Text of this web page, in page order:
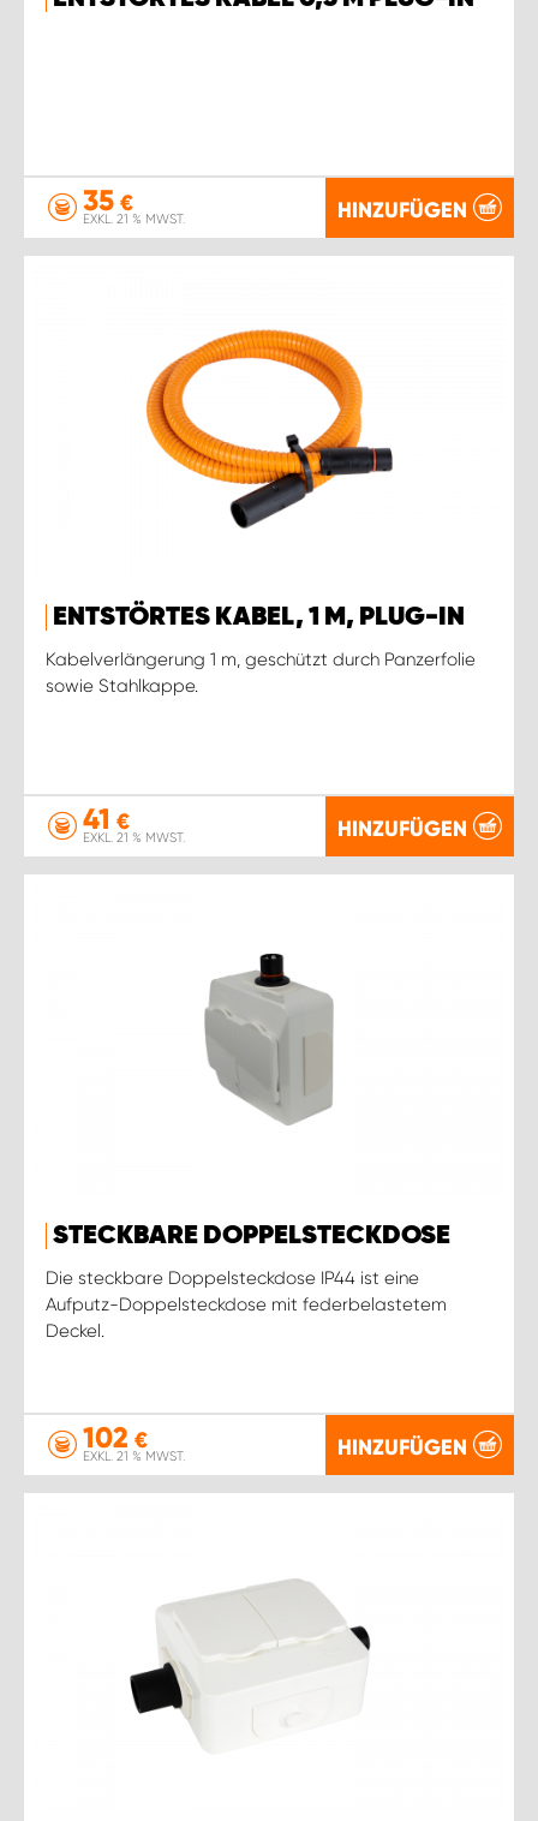
35 €
EXKL. 21 % MWST. HINZUFÜGEN
ENTSTÖRTES KABEL, 1 M, PLUG-IN
Kabelverlängerung 1 m, geschützt durch Panzerfolie
sowie Stahlkappe.
41 €
EXKL. 21 % MWST. HINZUFÜGEN
STECKBARE DOPPELSTECKDOSE
Die steckbare Doppelsteckdose IP44 ist eine
Aufputz-Doppelsteckdose mit federbelastetem
Deckel.
102 €
EXKL. 21 % MWST. HINZUFÜGEN